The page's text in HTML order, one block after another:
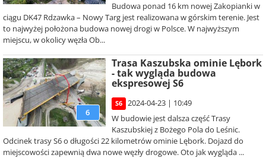
Budowa ponad 16 km nowej Zakopianki w
ciągu DK47 Rdzawka – Nowy Targ jest realizowana w górskim terenie. Jest
to najwyżej położona budowa nowej drogi w Polsce. W najwyższym
miejscu, w okolicy węzła Ob...
6
Trasa Kaszubska ominie Lębork
- tak wygląda budowa
ekspresowej S6
S6
2024-04-23 | 10:49
W budowie jest dalsza część Trasy
Kaszubskiej z Bożego Pola do Leśnic.
Odcinek trasy S6 o długości 22 kilometrów ominie Lębork. Dojazd do
miejscowości zapewnią dwa nowe węzły drogowe. Oto jak wygląda ...